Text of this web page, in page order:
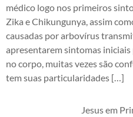
médico logo nos primeiros
Zika e Chikungunya, assim
causadas por arbovírus
apresentarem sintomas
no corpo, muitas vezes são
tem suas particularidades […]
Jesus em